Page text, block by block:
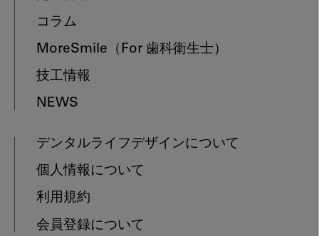
コラム
MoreSmile （For 歯科衛生士）
技工情報
NEWS
デンタルライフデザインについて
個人情報について
利用規約
会員登録について